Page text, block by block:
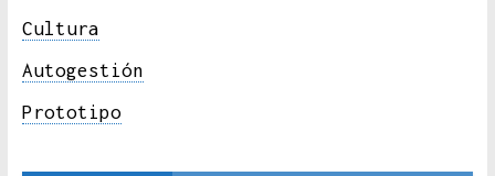
Cultura
Autogestión
Prototipo